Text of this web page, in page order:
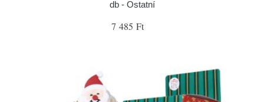
db - Ostatní
7 485 Ft